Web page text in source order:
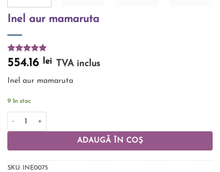
Inel aur mamaruta
Evaluat la
5.00din 5
pe baza
unei
evaluări
554.16 lei TVA inclus
Inel aur mamaruta
9 în stoc
ADAUGĂ ÎN COȘ
SKU: INE0075